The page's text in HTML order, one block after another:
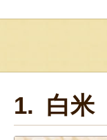
1. 白米